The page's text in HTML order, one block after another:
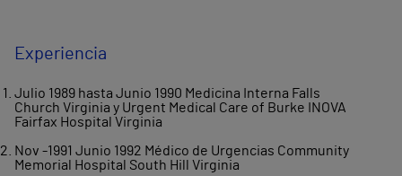
Experiencia
Julio 1989 hasta Junio 1990 Medicina Interna Falls
Church Virginia y Urgent Medical Care of Burke INOVA
Fairfax Hospital Virginia
Nov -1991 Junio 1992 Médico de Urgencias Community
Memorial Hospital South Hill Virginia